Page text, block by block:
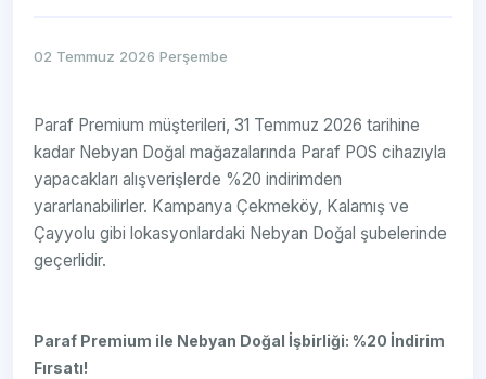
02 Temmuz 2026 Perşembe
Paraf Premium müşterileri, 31 Temmuz 2026 tarihine
kadar Nebyan Doğal mağazalarında Paraf POS cihazıyla
yapacakları alışverişlerde %20 indirimden
yararlanabilirler. Kampanya Çekmeköy, Kalamış ve
Çayyolu gibi lokasyonlardaki Nebyan Doğal şubelerinde
geçerlidir.
Paraf Premium ile Nebyan Doğal İşbirliği: %20 İndirim
Fırsatı!